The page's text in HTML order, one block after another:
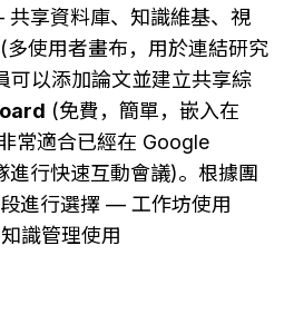
享資料庫、知識維基、視
(多使用者畫布，用於連結研究
以添加論文並建立共享綜
(免費，簡單，嵌入在
常適合已經在 Google
行快速互動會議)。根據團
進行選擇 — 工作坊使用
識管理使用